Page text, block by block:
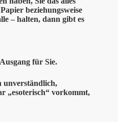
beziehungsweise
– halten, dann gibt es
für Sie.
unverständlich,
„esoterisch“ vorkommt,